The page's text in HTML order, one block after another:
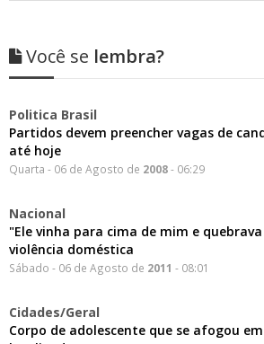
Você se lembra?
Politica Brasil
Partidos devem preencher vagas de
até hoje
Quarta - 06 de Agosto de 2008- 06:29
Nacional
"Ele vinha para cima de mim e
violência doméstica
Sábado - 06 de Agosto de 2011 - 08:01
Cidades/Geral
Corpo de adolescente que se afogou